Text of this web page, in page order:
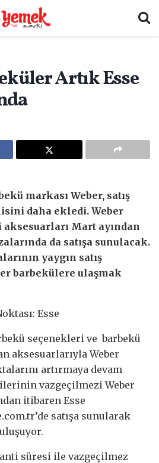
Artık Esse
markası Weber, satış
daha ekledi. Weber
Mart ayından
da satışa sunulacak.
yaygın satış
barbekülere ulaşmak
Esse
seçenekleri ve barbekü
aksesuarlarıyla Weber
artırmaya devam
vazgeçilmezi Weber
itibaren Esse
satışa sunularak
süresi ile vazgeçilmez